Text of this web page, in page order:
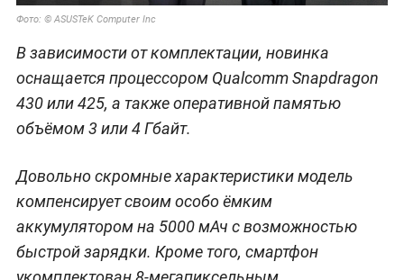
Фото: © ASUSTeK Computer Inc
В зависимости от комплектации, новинка
оснащается процессором Qualcomm Snapdragon
430 или 425, а также оперативной памятью
объёмом 3 или 4 Гбайт.
Довольно скромные характеристики модель
компенсирует своим особо ёмким
аккумулятором на 5000 мАч с возможностью
быстрой зарядки. Кроме того, смартфон